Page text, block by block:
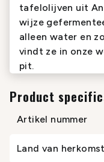
tafelolijven uit
wijze
alleen water en
vindt ze in onze
pit.
Product
Artikel nummer
Land van herkomst